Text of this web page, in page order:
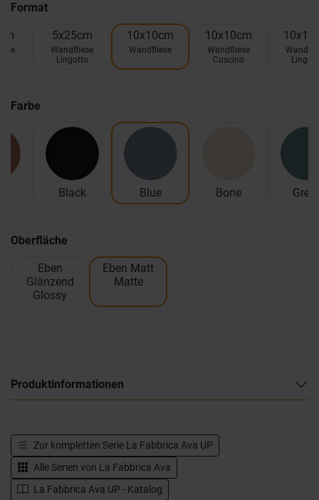
Format
5x25cm
Wandfliese
Lingotto
10x10cm
Wandfliese
10x10cm
Wandfliese
Cuscino
Farbe
Black Blue Bone
Oberfläche
Eben
Glänzend
Glossy
Eben Matt
Matte
Produktinformationen
Zur kompletten Serie La Fabbrica Ava UP
Alle Serien von La Fabbrica Ava
La Fabbrica Ava UP - Katalog